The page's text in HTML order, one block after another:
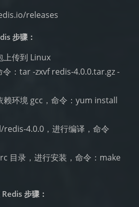
releases
步骤：
上传到 Linux
令：tar -zxvf redis-4.0.0.tar.gz -
赖环境 gcc，命令：yum install
4.0.0，进行编译，命令
目录，进行安装，命令：make
步骤：